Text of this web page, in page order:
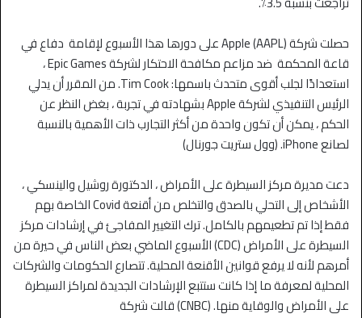
حصلت شركة Apple (AAPL) على دورها هذا الأسبوع لإقامة دفاع في
قاعة المحكمة ضد مزاعم مكافحة الاحتكار لشركة Epic Games ،
استعدادًا لجلب أقوى متحدث باسمها: Tim Cook. من المقرر أن يدلي
الرئيس التنفيذي لشركة Apple بشهادته في تجربة ، بغض النظر عن
الحكم ، يمكن أن تكون واحدة من أكثر التجارب ذات الأهمية بالنسبة
لصانع iPhone. (وول ستريت جورنال)
دعت مديرة مركز السيطرة على الأمراض ، الدكتورة روشيل والينسكي ،
الأشخاص إلى التحلي بالصدق والتخلص من أقنعة Covid الخاصة بهم
فقط إذا تم تطعيمهم بالكامل. ترك التغيير المفاجئ في إرشادات مركز
السيطرة على الأمراض (CDC) الأسبوع الماضي بعض الناس في حيرة من
أمرهم لأنه لا يرفع قوانين الأقنعة المحلية. تتصارع الحكومات والشركات
المحلية لمعرفة ما إذا كانت ستتبع الإرشادات الجديدة لمراكز السيطرة
على الأمراض والوقاية منها. (CNBC) قالت شركة